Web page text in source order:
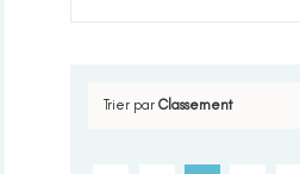
Trier parClassement